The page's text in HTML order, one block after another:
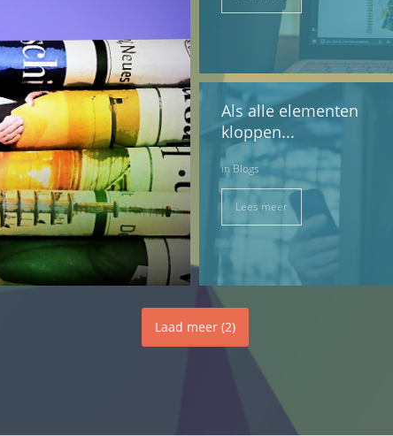
Als alle elementen
kloppen...
inBlogs
Lees meer
Laad meer(2)